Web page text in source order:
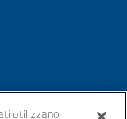
utilizzano